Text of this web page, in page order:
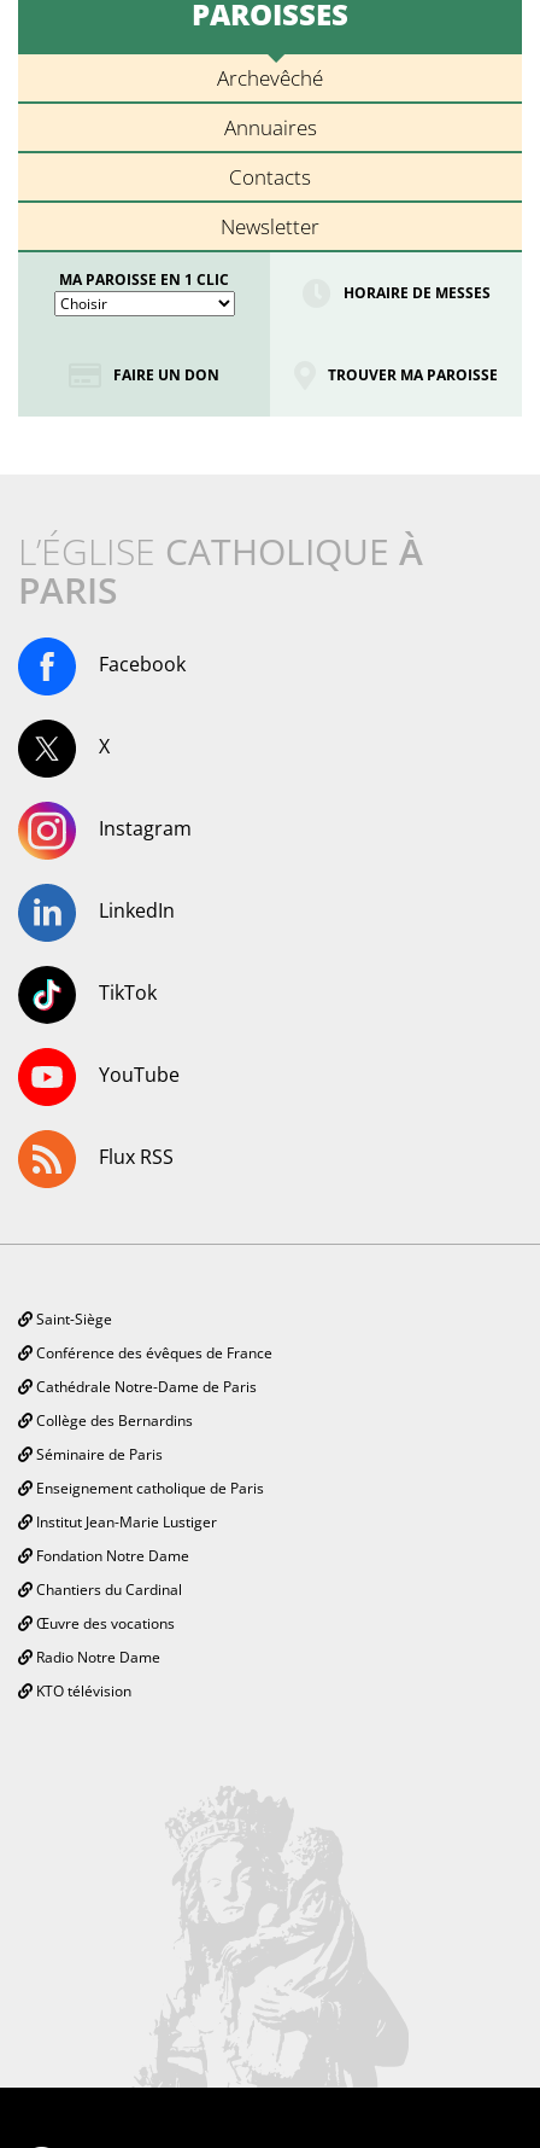
PAROISSES
Archevêché
Annuaires
Contacts
Newsletter
MA PAROISSE EN 1 CLIC
HORAIRE DE MESSES
FAIRE UN DON TROUVER MA PAROISSE
L’ÉGLISE CATHOLIQUE À
PARIS
Facebook
X
Instagram
LinkedIn
TikTok
YouTube
Flux RSS
Saint-Siège
Conférence des évêques de France
Cathédrale Notre-Dame de Paris
Collège des Bernardins
Séminaire de Paris
Enseignement catholique de Paris
Institut Jean-Marie Lustiger
Fondation Notre Dame
Chantiers du Cardinal
Œuvre des vocations
Radio Notre Dame
KTO télévision